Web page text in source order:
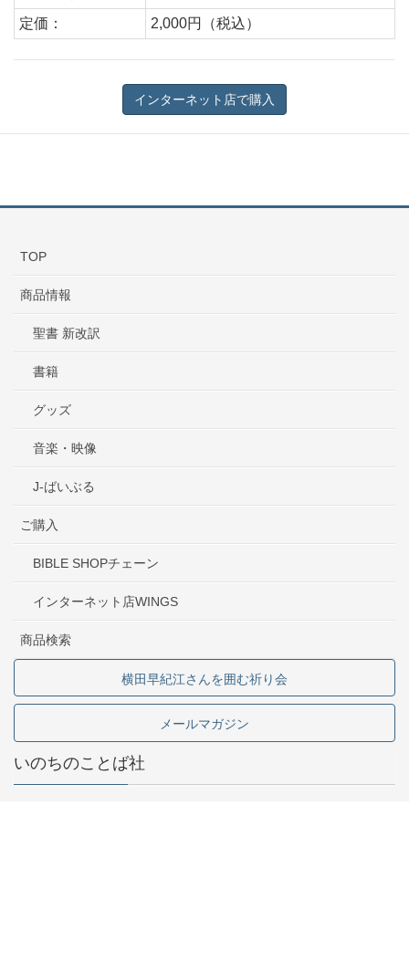
定価：
2,000円（税込）
TOP
商品情報
聖書 新改訳
書籍
グッズ
音楽・映像
J-ばいぶる
ご購入
BIBLE SHOPチェーン
インターネット店WINGS
商品検索
横田早紀江さんを囲む祈り会
メールマガジン
いのちのことば社